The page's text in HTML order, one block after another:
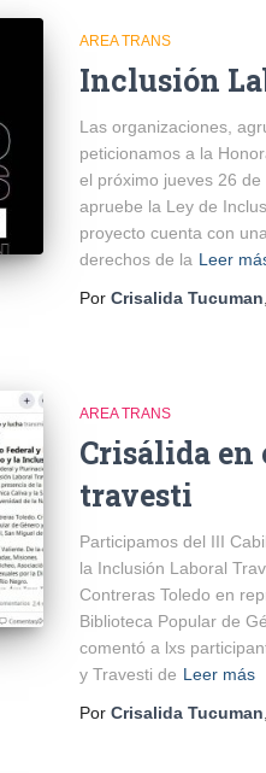
AREA TRANS
Inclusión
Las organizaciones,
peticionamos a la
el próximo jueves 26
apruebe la Ley de
proyecto cuenta con
derechos de la Leer
Por Crisalida Tucuman
AREA TRANS
Crisálida en
travesti
Participamos del III
la Inclusión Laboral
Contreras Toledo en
Biblioteca Popular de
comentó a lxs
y Travesti de Leer más
Por Crisalida Tucuman